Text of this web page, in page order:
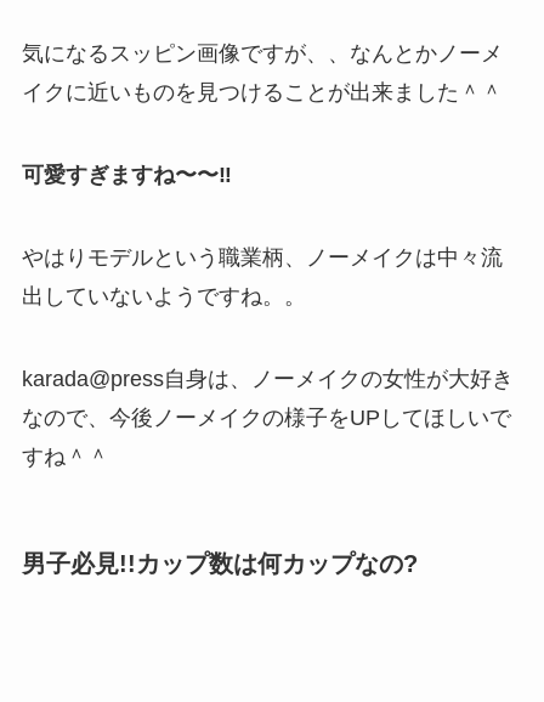
気になるスッピン画像ですが、、なんとかノーメ
イクに近いものを見つけることが出来ました＾＾
可愛すぎますね〜〜‼
やはりモデルという職業柄、ノーメイクは中々流
出していないようですね。。
karada@press自身は、ノーメイクの女性が大好き
なので、今後ノーメイクの様子をUPしてほしいで
すね＾＾
男子必見!!カップ数は何カップなの?